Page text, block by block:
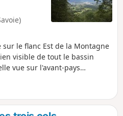
le flanc Est de la Montagne
visible de tout le bassin
vue sur l'avant-pays
ne comporte pas de difficultés